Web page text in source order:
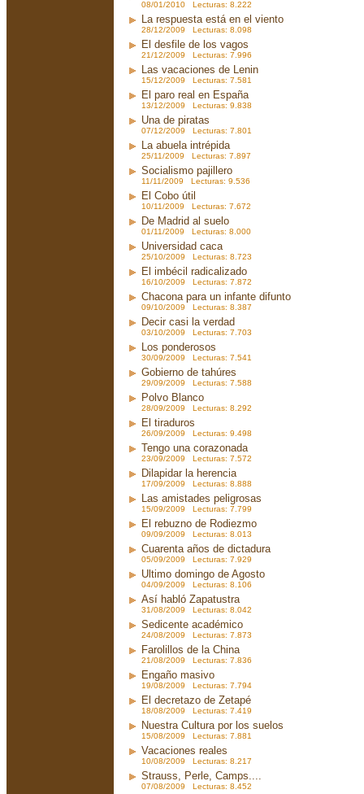
08/01/2010 Lecturas: 8.222
La respuesta está en el viento
28/12/2009 Lecturas: 8.098
El desfile de los vagos
21/12/2009 Lecturas: 7.996
Las vacaciones de Lenin
15/12/2009 Lecturas: 7.581
El paro real en España
13/12/2009 Lecturas: 9.838
Una de piratas
07/12/2009 Lecturas: 7.801
La abuela intrépida
25/11/2009 Lecturas: 7.897
Socialismo pajillero
11/11/2009 Lecturas: 9.536
El Cobo útil
10/11/2009 Lecturas: 7.672
De Madrid al suelo
01/11/2009 Lecturas: 8.000
Universidad caca
25/10/2009 Lecturas: 8.723
El imbécil radicalizado
16/10/2009 Lecturas: 7.872
Chacona para un infante difunto
09/10/2009 Lecturas: 8.387
Decir casi la verdad
03/10/2009 Lecturas: 7.703
Los ponderosos
30/09/2009 Lecturas: 7.541
Gobierno de tahúres
29/09/2009 Lecturas: 7.588
Polvo Blanco
28/09/2009 Lecturas: 8.292
El tiraduros
26/09/2009 Lecturas: 9.498
Tengo una corazonada
23/09/2009 Lecturas: 7.572
Dilapidar la herencia
17/09/2009 Lecturas: 8.888
Las amistades peligrosas
15/09/2009 Lecturas: 7.799
El rebuzno de Rodiezmo
09/09/2009 Lecturas: 8.013
Cuarenta años de dictadura
05/09/2009 Lecturas: 7.929
Ultimo domingo de Agosto
04/09/2009 Lecturas: 8.106
Así habló Zapatustra
31/08/2009 Lecturas: 8.042
Sedicente académico
24/08/2009 Lecturas: 7.873
Farolillos de la China
21/08/2009 Lecturas: 7.836
Engaño masivo
19/08/2009 Lecturas: 7.794
El decretazo de Zetapé
18/08/2009 Lecturas: 7.419
Nuestra Cultura por los suelos
15/08/2009 Lecturas: 7.881
Vacaciones reales
10/08/2009 Lecturas: 8.217
Strauss, Perle, Camps....
07/08/2009 Lecturas: 8.452